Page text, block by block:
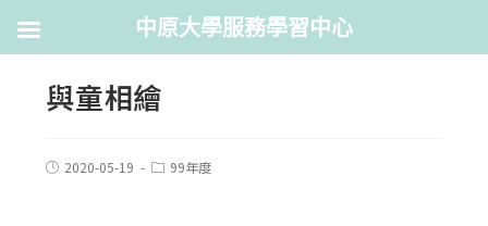
與童相繪
2020-05-19 99年度
中原大學服務學習中心